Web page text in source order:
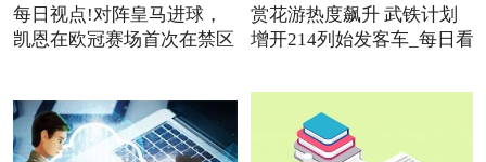
每日视点!对阵皇马进球，
凯恩在欧冠赛场首次在禁区
赏花游热度飙升 武铁计划
增开214列始发客车_每日看